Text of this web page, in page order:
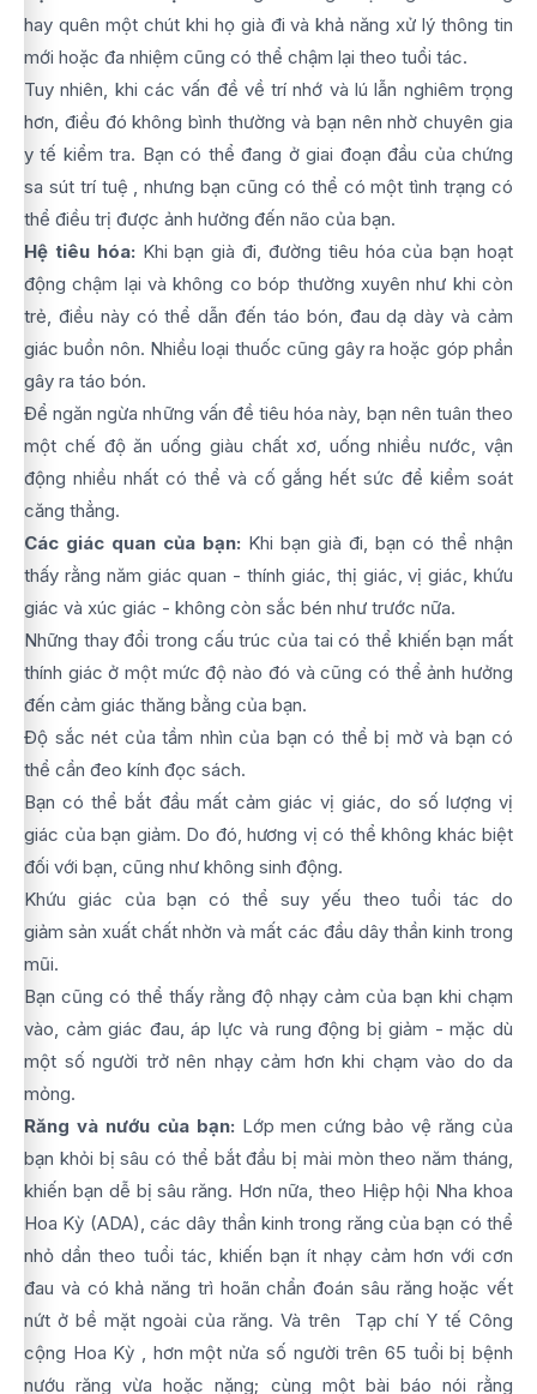
hay quên một chút khi họ già đi và khả năng xử lý thông tin
mới hoặc đa nhiệm cũng có thể chậm lại theo tuổi tác.
Tuy nhiên, khi các vấn đề về trí nhớ và lú lẫn nghiêm trọng
hơn, điều đó không bình thường và bạn nên nhờ chuyên gia
y tế kiểm tra. Bạn có thể đang ở giai đoạn đầu của chứng
sa sút trí tuệ , nhưng bạn cũng có thể có một tình trạng có
thể điều trị được ảnh hưởng đến não của bạn.
Hệ tiêu hóa: Khi bạn già đi, đường tiêu hóa của bạn hoạt
động chậm lại và không co bóp thường xuyên như khi còn
trẻ, điều này có thể dẫn đến táo bón, đau dạ dày và cảm
giác buồn nôn. Nhiều loại thuốc cũng gây ra hoặc góp phần
gây ra táo bón.
Để ngăn ngừa những vấn đề tiêu hóa này, bạn nên tuân theo
một chế độ ăn uống giàu chất xơ, uống nhiều nước, vận
động nhiều nhất có thể và cố gắng hết sức để kiểm soát
căng thẳng.
Các giác quan của bạn: Khi bạn già đi, bạn có thể nhận
thấy rằng năm giác quan - thính giác, thị giác, vị giác, khứu
giác và xúc giác - không còn sắc bén như trước nữa.
Những thay đổi trong cấu trúc của tai có thể khiến bạn mất
thính giác ở một mức độ nào đó và cũng có thể ảnh hưởng
đến cảm giác thăng bằng của bạn.
Độ sắc nét của tầm nhìn của bạn có thể bị mờ và bạn có
thể cần đeo kính đọc sách.
Bạn có thể bắt đầu mất cảm giác vị giác, do số lượng vị
giác của bạn giảm. Do đó, hương vị có thể không khác biệt
đối với bạn, cũng như không sinh động.
Khứu giác của bạn có thể suy yếu theo tuổi tác do
giảm sản xuất chất nhờn và mất các đầu dây thần kinh trong
mũi.
Bạn cũng có thể thấy rằng độ nhạy cảm của bạn khi chạm
vào, cảm giác đau, áp lực và rung động bị giảm - mặc dù
một số người trở nên nhạy cảm hơn khi chạm vào do da
mỏng.
Răng và nướu của bạn: Lớp men cứng bảo vệ răng của
bạn khỏi bị sâu có thể bắt đầu bị mài mòn theo năm tháng,
khiến bạn dễ bị sâu răng. Hơn nữa, theo Hiệp hội Nha khoa
Hoa Kỳ (ADA), các dây thần kinh trong răng của bạn có thể
nhỏ dần theo tuổi tác, khiến bạn ít nhạy cảm hơn với cơn
đau và có khả năng trì hoãn chẩn đoán sâu răng hoặc vết
nứt ở bề mặt ngoài của răng. Và trên Tạp chí Y tế Công
cộng Hoa Kỳ , hơn một nửa số người trên 65 tuổi bị bệnh
nướu răng vừa hoặc nặng; cùng một bài báo nói rằng